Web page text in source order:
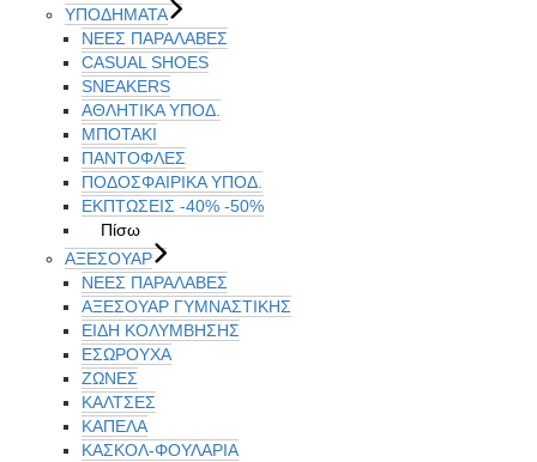
ΥΠΟΔΗΜΑΤΑ
ΝΕΕΣ ΠΑΡΑΛΑΒΕΣ
CASUAL SHOES
SNEAKERS
ΑΘΛΗΤΙΚΑ ΥΠΟΔ.
ΜΠΟΤΑΚΙ
ΠΑΝΤΟΦΛΕΣ
ΠΟΔΟΣΦΑΙΡΙΚΆ ΥΠΟΔ.
ΕΚΠΤΏΣΕΙΣ -40% -50%
Πίσω
ΑΞΕΣΟΥΑΡ
ΝΕΕΣ ΠΑΡΑΛΑΒΕΣ
ΑΞΕΣΟΥΑΡ ΓΥΜΝΑΣΤΙΚΗΣ
ΕΙΔΗ ΚΟΛΥΜΒΗΣΗΣ
ΕΣΩΡΟΥΧΑ
ΖΩΝΕΣ
ΚΑΛΤΣΕΣ
ΚΑΠΕΛΑ
ΚΑΣΚΟΛ-ΦΟΥΛΑΡΙΑ